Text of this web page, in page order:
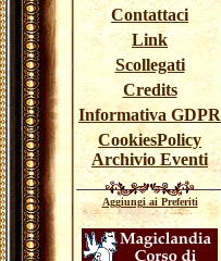
Contattaci
Link
Scollegati
Credits
Informativa GDPR
CookiesPolicy
Archivio Eventi
Aggiungi ai Preferiti